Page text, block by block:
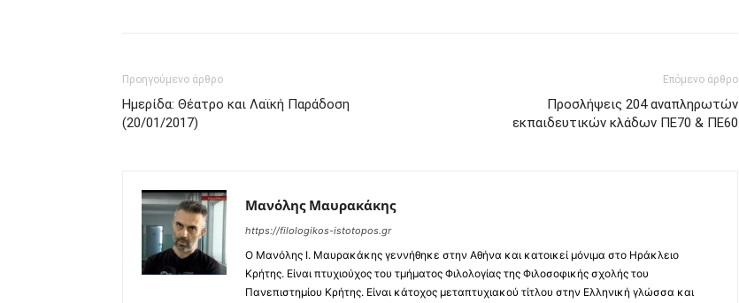
Προηγούμενο άρθρο
Ημερίδα: Θέατρο και Λαϊκή Παράδοση
(20/01/2017)
Επόμενο άρθρο
Προσλήψεις 204 αναπληρωτών
εκπαιδευτικών κλάδων ΠΕ70 & ΠΕ60
Μανόλης Μαυρακάκης
https://filologikos-istotopos.gr
Ο Μανόλης I. Μαυρακάκης γεννήθηκε στην Αθήνα και κατοικεί μόνιμα στο Ηράκλειο
Κρήτης. Είναι πτυχιούχος του τμήματος Φιλολογίας της Φιλοσοφικής σχολής του
Πανεπιστημίου Κρήτης. Είναι κάτοχος μεταπτυχιακού τίτλου στην Ελληνική γλώσσα και